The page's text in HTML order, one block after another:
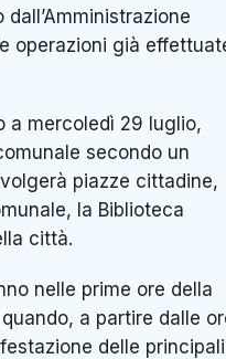
operazioni già
a mercoledì 29 luglio,
secondo un
piazze cittadine,
la Biblioteca
città.
nelle prime ore della
a partire dalle
delle principali